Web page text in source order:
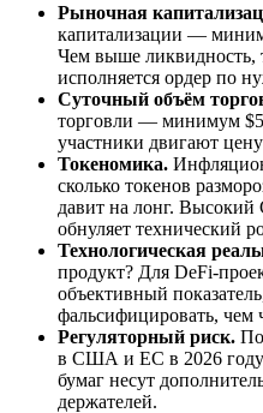
Рыночная
капитализации —
Чем выше ликвидность,
исполняется ордер по
Суточный объём
торговли — минимум
участники двигают
Токеномика.
сколько токенов
давит на лонг. Высокий
обнуляет технический
Технологическая
продукт? Для DeFi-
объективный
фальсифицировать, чем
Регуляторный риск.
в США и ЕС в 2026 году
бумаг несут
держателей.